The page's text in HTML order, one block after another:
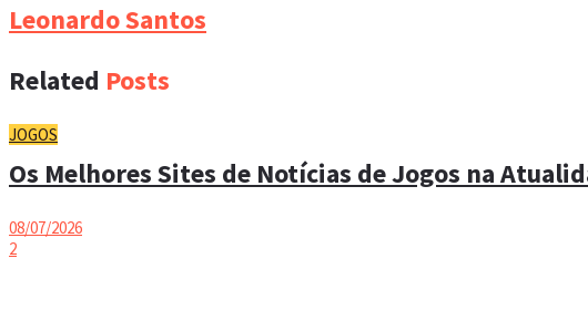
Leonardo Santos
Related Posts
JOGOS
Os Melhores Sites de Notícias de Jogos na
08/07/2026
2